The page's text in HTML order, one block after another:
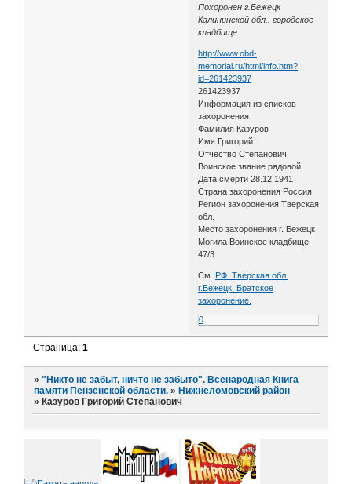
Похоронен г.Бежецк
Калининской обл., городское
кладбище.
http://www.obd-
memorial.ru/html/info.htm?
id=261423937
261423937
Информация из списков
захоронения
Фамилия Казуров
Имя Григорий
Отчество Степанович
Воинское звание рядовой
Дата смерти 28.12.1941
Страна захоронения Россия
Регион захоронения Тверская
обл.
Место захоронения г. Бежецк
Могила Воинское кладбище
47/3
См. РФ. Тверская обл.
г.Бежецк. Братское
захоронение.
0
Страница:1
»"Никто не забыт, ничто не забыто". Всенародная Книга
памяти Пензенской области. » Нижнеломовский район
» Казуров Григорий Степанович